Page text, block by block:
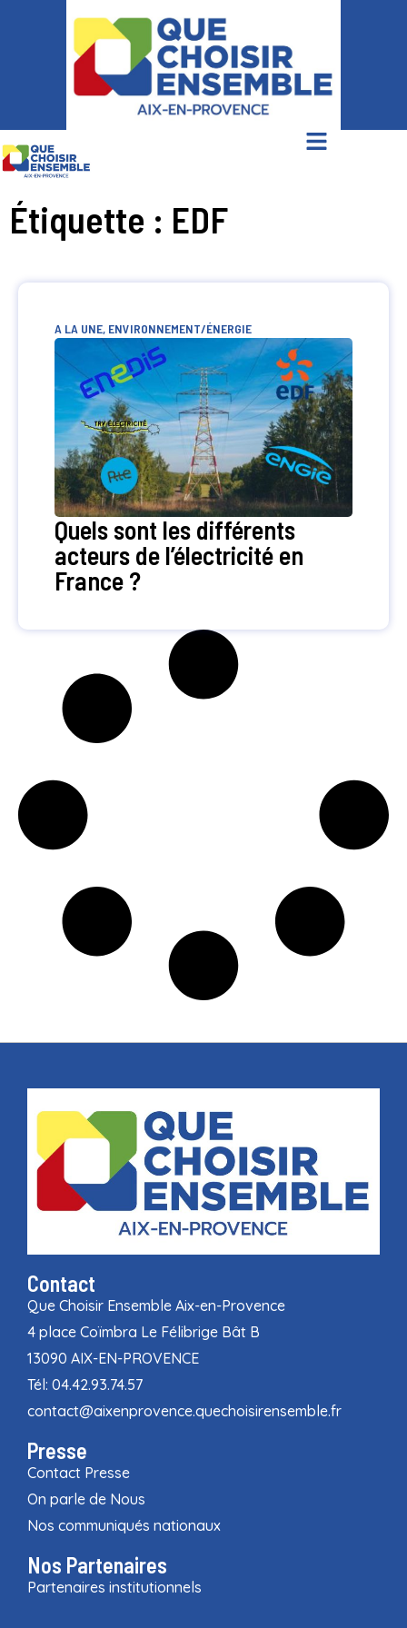
Étiquette : EDF
A LA UNE, ENVIRONNEMENT/ÉNERGIE
Quels sont les différents
acteurs de l’électricité en
France ?
Contact
Que Choisir Ensemble Aix-en-Provence
4 place Coïmbra Le Félibrige Bât B
13090 AIX-EN-PROVENCE
Tél: 04.42.93.74.57
contact@aixenprovence.quechoisirensemble.fr
Presse
Contact Presse
On parle de Nous
Nos communiqués nationaux
Nos Partenaires
Partenaires institutionnels